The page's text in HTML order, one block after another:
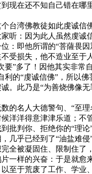
到现在还不知自己错在哪
台湾佛教徒如此虔诚信
听：因为此人虽然虔诚
：即他所谓的“菩薩畏
受损失，他不造业至于
要”多了！因他其实非常
利的“虔诚信佛”，所以
。此乃是“为善烧佛像
的名人大德警句、“至理
洋洋得意津津乐道；不
批判你、拒绝你的“理
几乎已经到了“油盐难
全被凝固住、限制住了
一样的兴奋：于是就愈
至于荒废了工作、学业